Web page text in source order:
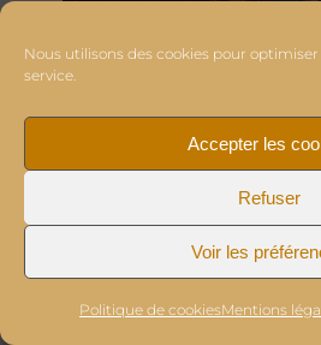
Nous utilisons des cookies pour
service.
Accepter les
Refuser
Voir les
Politique de cookiesMentions